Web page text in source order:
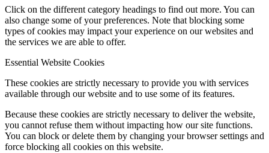
Click on the different category headings to find out more. You can
also change some of your preferences. Note that blocking some
types of cookies may impact your experience on our websites and
the services we are able to offer.
Essential Website Cookies
These cookies are strictly necessary to provide you with services
available through our website and to use some of its features.
Because these cookies are strictly necessary to deliver the website,
you cannot refuse them without impacting how our site functions.
You can block or delete them by changing your browser settings and
force blocking all cookies on this website.